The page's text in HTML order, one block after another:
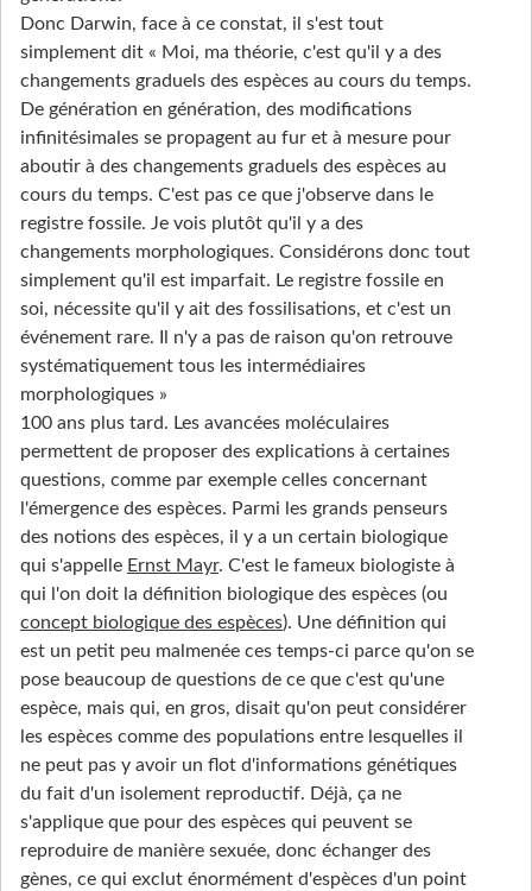
Donc Darwin, face à ce constat, il s'est tout
simplement dit « Moi, ma théorie, c'est qu'il y a des
changements graduels des espèces au cours du temps.
De génération en génération, des modifications
infinitésimales se propagent au fur et à mesure pour
aboutir à des changements graduels des espèces au
cours du temps. C'est pas ce que j'observe dans le
registre fossile. Je vois plutôt qu'il y a des
changements morphologiques. Considérons donc tout
simplement qu'il est imparfait. Le registre fossile en
soi, nécessite qu'il y ait des fossilisations, et c'est un
événement rare. Il n'y a pas de raison qu'on retrouve
systématiquement tous les intermédiaires
morphologiques »
100 ans plus tard. Les avancées moléculaires
permettent de proposer des explications à certaines
questions, comme par exemple celles concernant
l'émergence des espèces. Parmi les grands penseurs
des notions des espèces, il y a un certain biologique
qui s'appelle Ernst Mayr. C'est le fameux biologiste à
qui l'on doit la définition biologique des espèces (ou
concept biologique des espèces). Une définition qui
est un petit peu malmenée ces temps-ci parce qu'on se
pose beaucoup de questions de ce que c'est qu'une
espèce, mais qui, en gros, disait qu'on peut considérer
les espèces comme des populations entre lesquelles il
ne peut pas y avoir un flot d'informations génétiques
du fait d'un isolement reproductif. Déjà, ça ne
s'applique que pour des espèces qui peuvent se
reproduire de manière sexuée, donc échanger des
gènes, ce qui exclut énormément d'espèces d'un point